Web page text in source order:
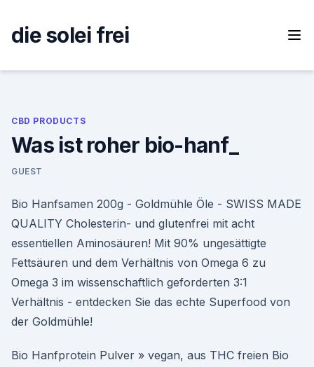
content
die solei frei
CBD PRODUCTS
Was ist roher bio-hanf_
GUEST
Bio Hanf­sa­men 200g - Goldmühle Öle - SWISS MADE
QUALITY Cholesterin- und glutenfrei mit acht
essentiellen Aminosäuren! Mit 90% ungesättigte
Fettsäuren und dem Verhältnis von Omega 6 zu
Omega 3 im wissenschaftlich geforderten 3:1
Verhältnis - entdecken Sie das echte Superfood von
der Goldmühle!
Bio Hanfprotein Pulver » vegan, aus THC freien Bio